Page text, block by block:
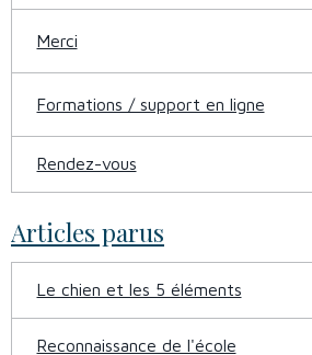
Merci
Formations / support en ligne
Rendez-vous
Articles parus
Le chien et les 5 éléments
Reconnaissance de l'école